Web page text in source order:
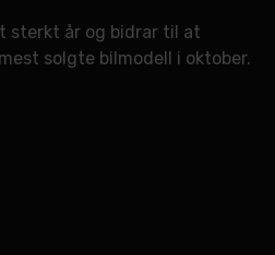
sterkt år og bidrar til at
solgte bilmodell i oktober.